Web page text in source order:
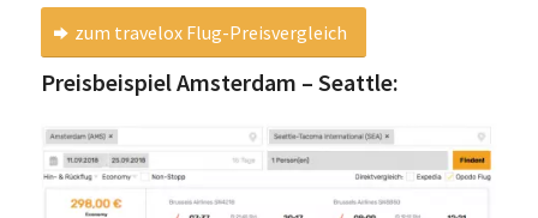
zum travelox Flug-Preisvergleich
Preisbeispiel Amsterdam – Seattle: